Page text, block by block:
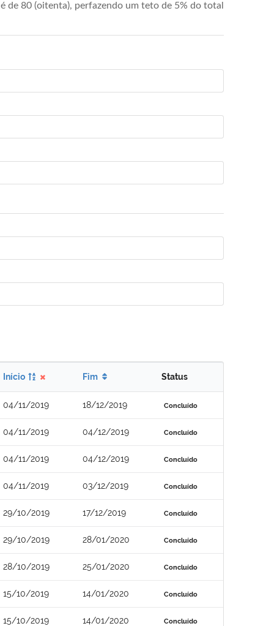
de 80 (oitenta), perfazendo um teto de 5% do total
Início Fim Status
04/11/2019 18/12/2019 Concluído
04/11/2019 04/12/2019 Concluído
04/11/2019 04/12/2019 Concluído
04/11/2019 03/12/2019 Concluído
29/10/2019 17/12/2019 Concluído
29/10/2019 28/01/2020 Concluído
28/10/2019 25/01/2020 Concluído
15/10/2019 14/01/2020 Concluído
15/10/2019 14/01/2020 Concluído